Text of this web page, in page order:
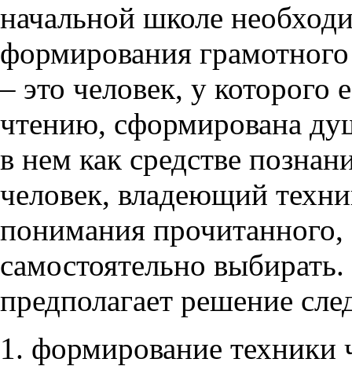
начальной школе
формирования
– это человек, у которого
чтению, сформирована
в нем как средстве
человек, владеющий
понимания
самостоятельно
предполагает решение
формирование